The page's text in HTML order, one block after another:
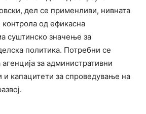
дел се применливи, нивната
од ефикасна
суштинско значење за
политика. Потребни се
за административни
и капацитети за спроведување на